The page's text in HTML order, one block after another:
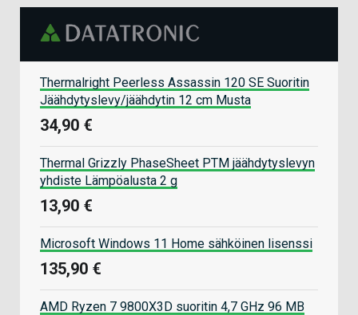
Thermalright Peerless Assassin 120 SE Suoritin
Jäähdytyslevy/jäähdytin 12 cm Musta
34,90 €
Thermal Grizzly PhaseSheet PTM jäähdytyslevyn
yhdiste Lämpöalusta 2 g
13,90 €
Microsoft Windows 11 Home sähköinen lisenssi
135,90 €
AMD Ryzen 7 9800X3D suoritin 4,7 GHz 96 MB